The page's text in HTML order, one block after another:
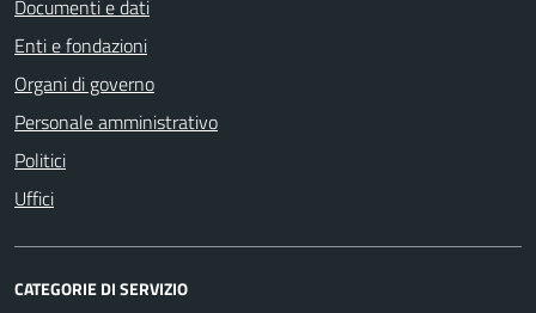
Documenti e dati
Enti e fondazioni
Organi di governo
Personale amministrativo
Politici
Uffici
CATEGORIE DI SERVIZIO